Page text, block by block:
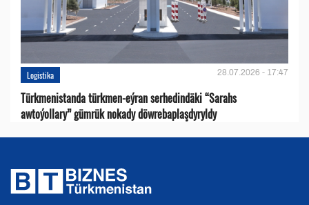
Logistika 28.07.2026 - 17:47
Türkmenistanda türkmen-eýran serhedindäki “Sarahs
awtoýollary” gümrük nokady döwrebaplaşdyryldy